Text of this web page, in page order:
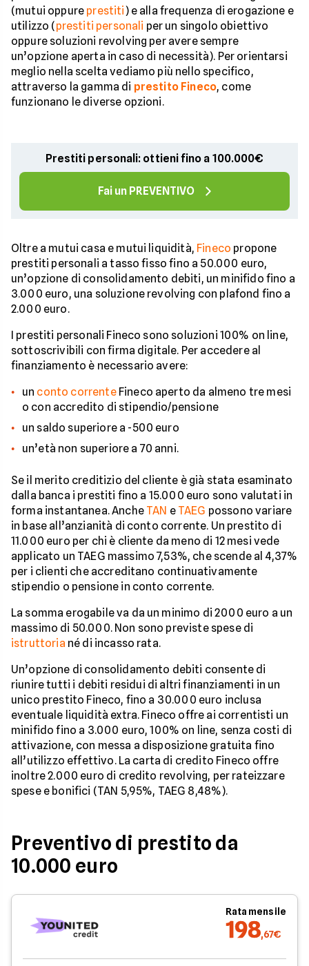
(mutui oppure prestiti) e alla frequenza di erogazione e
utilizzo (prestiti personali per un singolo obiettivo
oppure soluzioni revolving per avere sempre
un’opzione aperta in caso di necessità). Per orientarsi
meglio nella scelta vediamo più nello specifico,
attraverso la gamma di prestito Fineco, come
funzionano le diverse opzioni.
Prestiti personali: ottieni fino a 100.000€
Fai un PREVENTIVO
Oltre a mutui casa e mutui liquidità, Fineco propone
prestiti personali a tasso fisso fino a 50.000 euro,
un’opzione di consolidamento debiti, un minifido fino a
3.000 euro, una soluzione revolving con plafond fino a
2.000 euro.
I prestiti personali Fineco sono soluzioni 100% on line,
sottoscrivibili con firma digitale. Per accedere al
finanziamento è necessario avere:
un conto correnteFineco aperto da almeno tre mesi
o con accredito di stipendio/pensione
un saldo superiore a -500 euro
un’età non superiore a 70 anni.
Se il merito creditizio del cliente è già stata esaminato
dalla banca i prestiti fino a 15.000 euro sono valutati in
forma instantanea. Anche TAN e TAEG possono variare
in base all’anzianità di conto corrente. Un prestito di
11.000 euro per chi è cliente da meno di 12 mesi vede
applicato un TAEG massimo 7,53%, che scende al 4,37%
per i clienti che accreditano continuativamente
stipendio o pensione in conto corrente.
La somma erogabile va da un minimo di 2000 euro a un
massimo di 50.000. Non sono previste spese di
istruttoria né di incasso rata.
Un’opzione di consolidamento debiti consente di
riunire tutti i debiti residui di altri finanziamenti in un
unico prestito Fineco, fino a 30.000 euro inclusa
eventuale liquidità extra. Fineco offre ai correntisti un
minifido fino a 3.000 euro, 100% on line, senza costi di
attivazione, con messa a disposizione gratuita fino
all’utilizzo effettivo. La carta di credito Fineco offre
inoltre 2.000 euro di credito revolving, per rateizzare
spese e bonifici (TAN 5,95%, TAEG 8,48%).
Preventivo di prestito da
10.000 euro
Rata mensile
198,67€